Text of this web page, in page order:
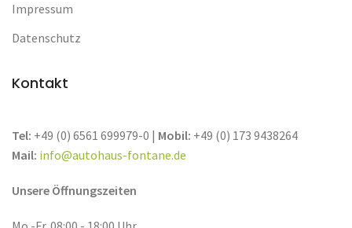
Impressum
Datenschutz
Kontakt
Tel: +49 (0) 6561 699979-0 | Mobil: +49 (0) 173 9438264
Mail: info@autohaus-fontane.de
Unsere Öffnungszeiten